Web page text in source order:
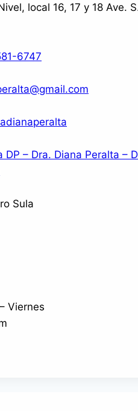
local 16, 17 y 18 Ave.
6747
DP – Dra. Diana Peralta –
Sula
Viernes